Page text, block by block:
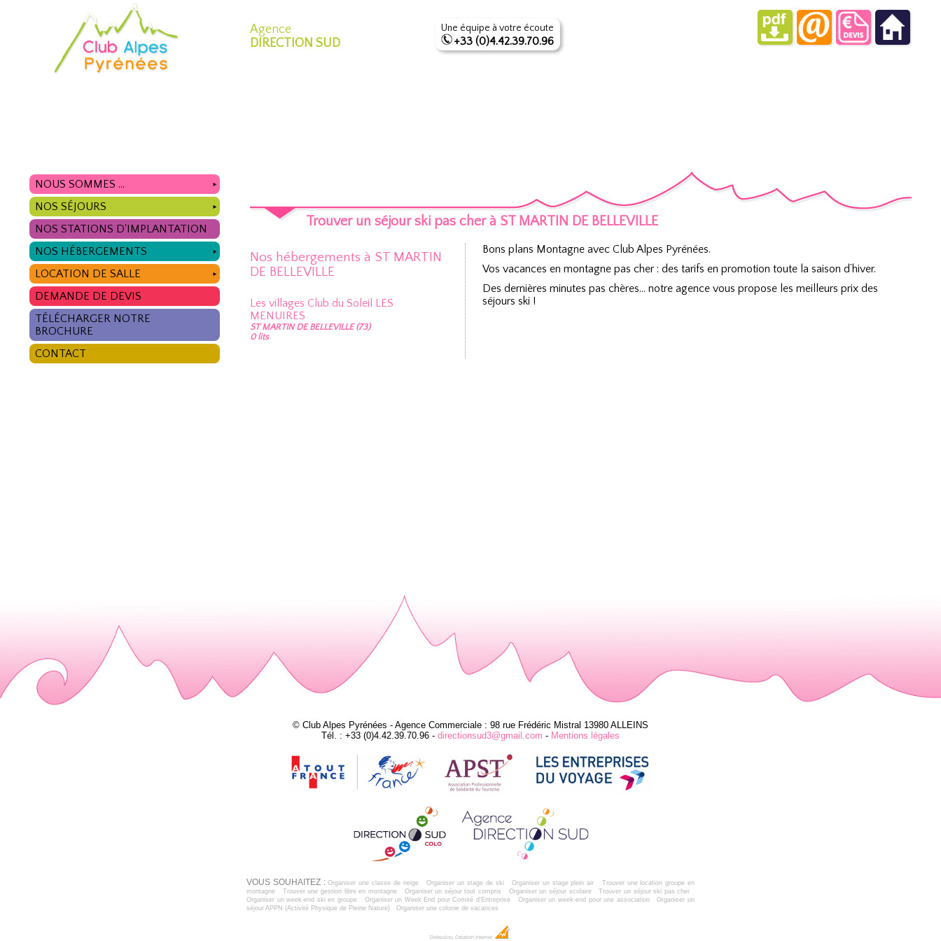
Agence
DIRECTION SUD
Une équipe à votre écoute
+33 (0)4.42.39.70.96
NOUS SOMMES ... ►
NOS SÉJOURS ►
NOS STATIONS D'IMPLANTATION
NOS HÉBERGEMENTS
►
LOCATION DE SALLE ►
DEMANDE DE DEVIS
TÉLÉCHARGER NOTRE
BROCHURE
CONTACT
Trouver un séjour ski pas cher à ST MARTIN DE BELLEVILLE
Nos hébergements à ST MARTIN
DE BELLEVILLE
Les villages Club du Soleil LES
MENUIRES
ST MARTIN DE BELLEVILLE (73)
0 lits
Bons plans Montagne avec Club Alpes Pyrénées.
Vos vacances en montagne pas cher : des tarifs en promotion toute la saison d’hiver.
Des dernières minutes pas chères… notre agence vous propose les meilleurs prix des
séjours ski !
© Club Alpes Pyrénées - Agence Commerciale : 98 rue Frédéric Mistral 13980 ALLEINS
Tél. : +33 (0)4.42.39.70.96 - directionsud3@gmail.com - Mentions légales
VOUS SOUHAITEZ :Organiser une classe de neige Organiser un stage de ski Organiser un stage plein air
Trouver une location groupe en
montagne
Trouver une gestion libre en montagne Organiser un séjour tout compris Organiser un séjour scolaire
Trouver un séjour ski pas cher
Organiser un week-end ski en groupe
Organiser un Week End pour Comité d'Entreprise Organiser un week-end pour une association
Organiser un
séjour APPN (Activité Physique de Pleine Nature)
Organiser une colonie de vacances
Dobeuliou Création Internet